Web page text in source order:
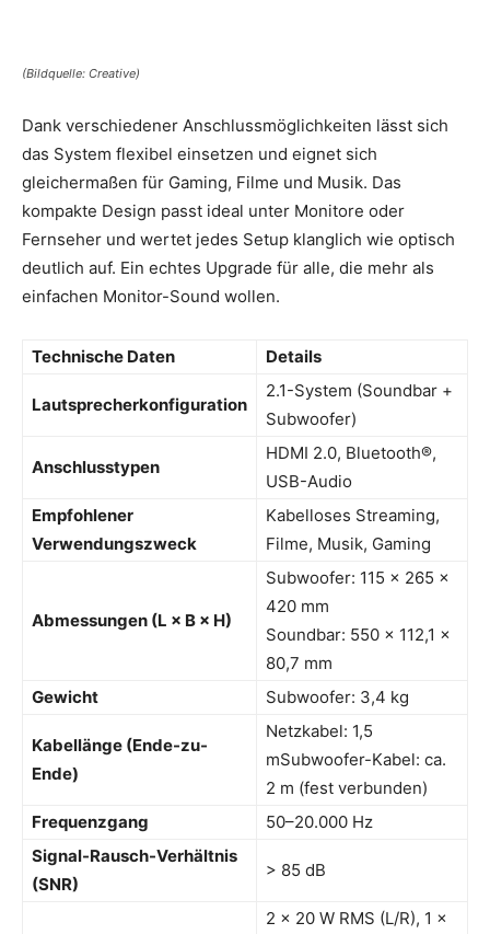
(Bildquelle: Creative)
Dank verschiedener Anschlussmöglichkeiten lässt sich
das System flexibel einsetzen und eignet sich
gleichermaßen für Gaming, Filme und Musik. Das
kompakte Design passt ideal unter Monitore oder
Fernseher und wertet jedes Setup klanglich wie optisch
deutlich auf. Ein echtes Upgrade für alle, die mehr als
einfachen Monitor-Sound wollen.
Technische Daten Details
Lautsprecherkonfiguration
2.1-System (Soundbar +
Subwoofer)
Anschlusstypen
HDMI 2.0, Bluetooth®,
USB-Audio
Empfohlener
Verwendungszweck
Kabelloses Streaming,
Filme, Musik, Gaming
Abmessungen (L × B × H)
Subwoofer: 115 × 265 ×
420 mm
Soundbar: 550 × 112,1 ×
80,7 mm
Gewicht
Subwoofer: 3,4 kg
Kabellänge (Ende-zu-
Ende)
Netzkabel: 1,5
mSubwoofer-Kabel: ca.
2 m (fest verbunden)
Frequenzgang
50–20.000 Hz
Signal-Rausch-Verhältnis
(SNR)
> 85 dB
2 × 20 W RMS (L/R), 1 ×